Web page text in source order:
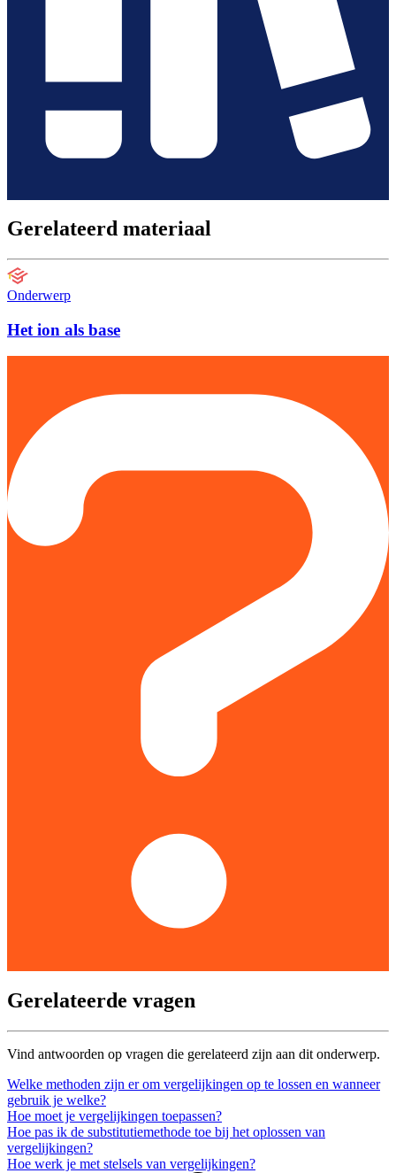
Gerelateerd materiaal
Onderwerp
Het ion als base
Gerelateerde vragen
Vind antwoorden op vragen die gerelateerd zijn aan dit onderwerp.
Welke methoden zijn er om vergelijkingen op te lossen en wanneer
gebruik je welke?
Hoe moet je vergelijkingen toepassen?
Hoe pas ik de substitutiemethode toe bij het oplossen van
vergelijkingen?
Hoe werk je met stelsels van vergelijkingen?